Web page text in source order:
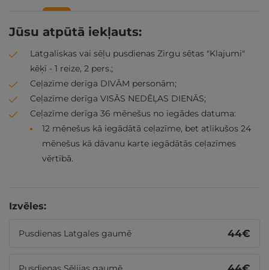
Jūsu atpūtā iekļauts:
Latgaliskas vai sēļu pusdienas Zirgu sētas "Klajumi"
kēķī - 1 reize, 2 pers.;
Ceļazīme derīga DIVĀM personām;
Ceļazīme derīga VISĀS NEDĒĻAS DIENĀS;
Ceļazīme derīga 36 mēnešus no iegādes datuma:
12 mēnešus kā iegādātā ceļazīme, bet atlikušos 24
mēnešus kā dāvanu karte iegādātās ceļazīmes
vērtībā.
Izvēles:
Pusdienas Latgales gaumē 44€